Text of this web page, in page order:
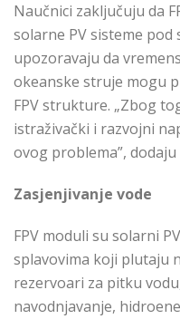
Naučnici zaključuju da
solarne PV sisteme pod
upozoravaju da
okeanske struje mogu
FPV strukture. „Zbog
istraživački i razvojni
ovog problema”, dodaju
Zasjenjivanje vode
FPV moduli su solarni
splavovima koji plutaju
rezervoari za pitku
navodnjavanje,